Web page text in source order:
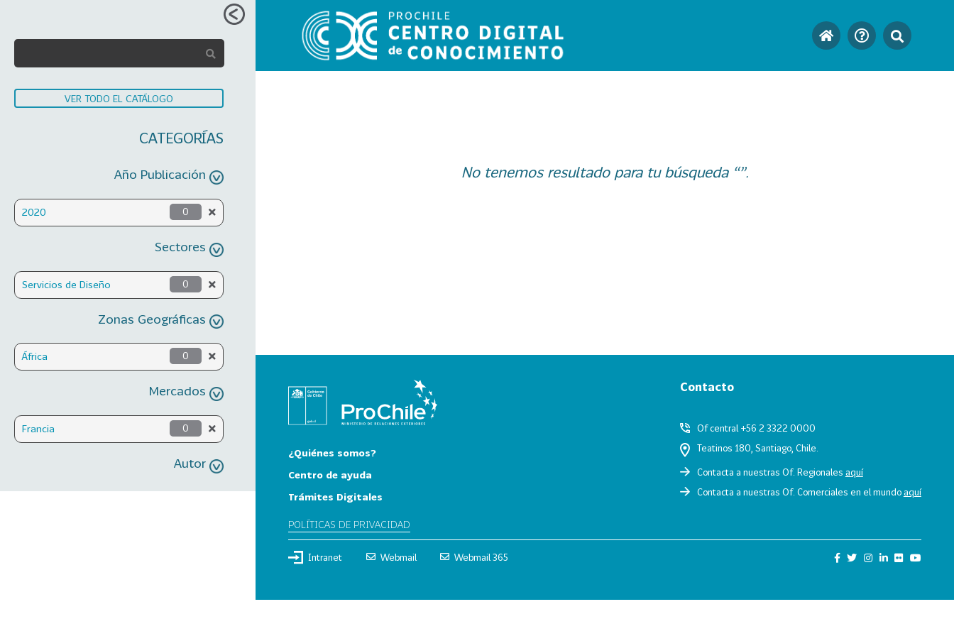
VER TODO EL CATÁLOGO
CATEGORÍAS
Año Publicación
2020 0
Sectores
Servicios de Diseño 0
Zonas Geográficas
África 0
Mercados
Francia 0
Autor
No tenemos resultado para tu búsqueda “”.
¿Quiénes somos?
Centro de ayuda
Trámites Digitales
POLÍTICAS DE PRIVACIDAD
Contacto
Of central +56 2 3322 0000
Teatinos 180, Santiago, Chile.
Contacta a nuestras Of. Regionales aquí
Contacta a nuestras Of. Comerciales en el mundoaquí
Intranet Webmail Webmail 365